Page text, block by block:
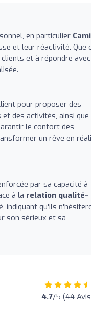
en particulier
et leur réactivité. Que
et à répondre avec
pour proposer des
des activités, ainsi que
le confort des
un rêve en
par sa capacité à
à la relation qualité-
indiquant qu'ils
son sérieux et sa
4.7/5 (44